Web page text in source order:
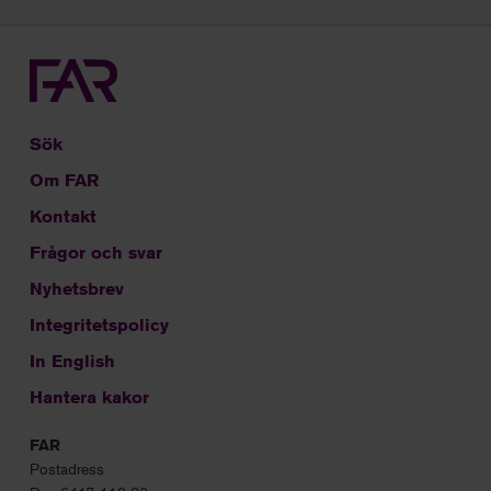
Sök
Om FAR
Kontakt
Frågor och svar
Nyhetsbrev
Integritetspolicy
In English
Hantera kakor
FAR
Postadress